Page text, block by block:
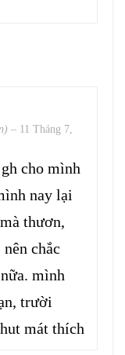
– 11 Tháng 7,
cho mình
nay lại
thươn,
chắc
mình
trười
mát thích